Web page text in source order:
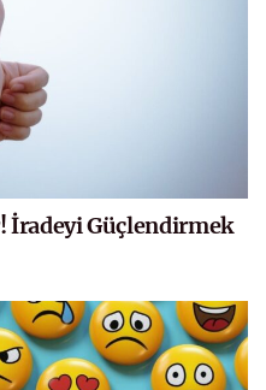
İradeyi Güçlendirmek